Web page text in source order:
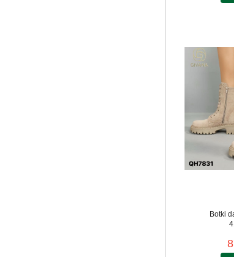
Botki